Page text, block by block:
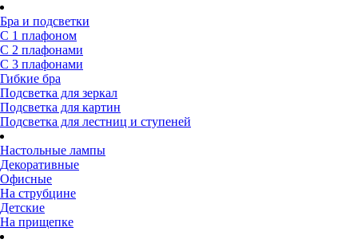
Бра и подсветки
С 1 плафоном
С 2 плафонами
С 3 плафонами
Гибкие бра
Подсветка для зеркал
Подсветка для картин
Подсветка для лестниц и ступеней
Настольные лампы
Декоративные
Офисные
На струбцине
Детские
На прищепке